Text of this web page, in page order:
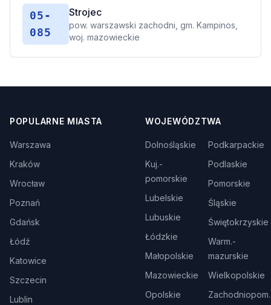
05-
085
Strojec
pow. warszawski zachodni, gm. Kampinos,
woj. mazowieckie
POPULARNE MIASTA
Warszawa
Kraków
Wrocław
Poznań
Gdańsk
Łódź
Katowice
Szczecin
Lublin
WOJEWÓDZTWA
Dolnośląskie
Kuj.-
pomorskie
Lubelskie
Lubuskie
Łódzkie
Małopolskie
Mazowieckie
Opolskie
Podkarpackie
Podlaskie
Pomorskie
Śląskie
Świętokrzyskie
Warm.-
mazurskie
Wielkopolskie
Zachodniopom.